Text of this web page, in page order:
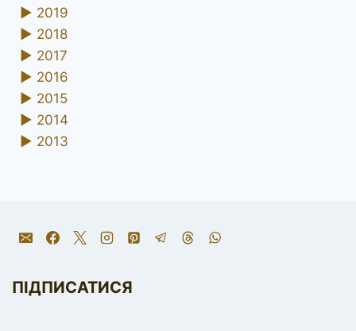
► 2019
► 2018
► 2017
► 2016
► 2015
► 2014
► 2013
ПІДПИСАТИСЯ